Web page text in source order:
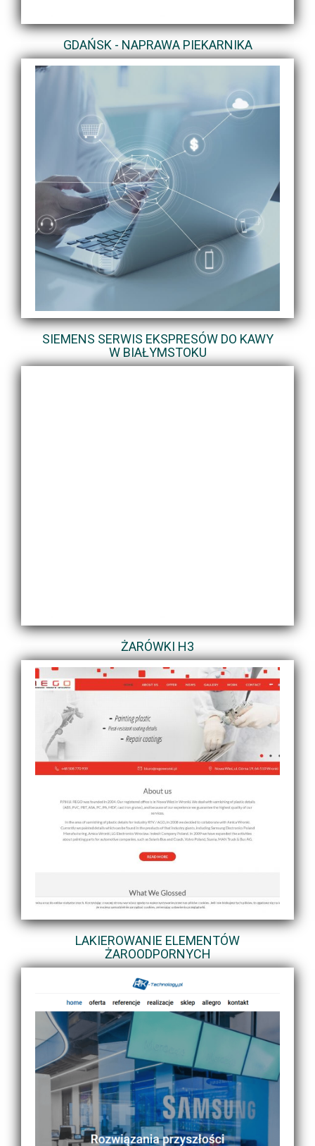
GDAŃSK - NAPRAWA PIEKARNIKA
SIEMENS SERWIS EKSPRESÓW DO KAWY
W BIAŁYMSTOKU
ŻARÓWKI H3
LAKIEROWANIE ELEMENTÓW
ŻAROODPORNYCH